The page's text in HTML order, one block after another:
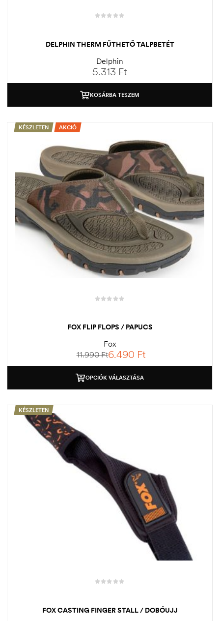
DELPHIN THERM FŰTHETŐ TALPBETÉT
Delphin
5.313 Ft
KOSÁRBA TESZEM
KÉSZLETEN AKCIÓ
FOX FLIP FLOPS / PAPUCS
Fox
11.990Ft6.490 Ft
OPCIÓK VÁLASZTÁSA
KÉSZLETEN
FOX CASTING FINGER STALL / DOBÓUJJ